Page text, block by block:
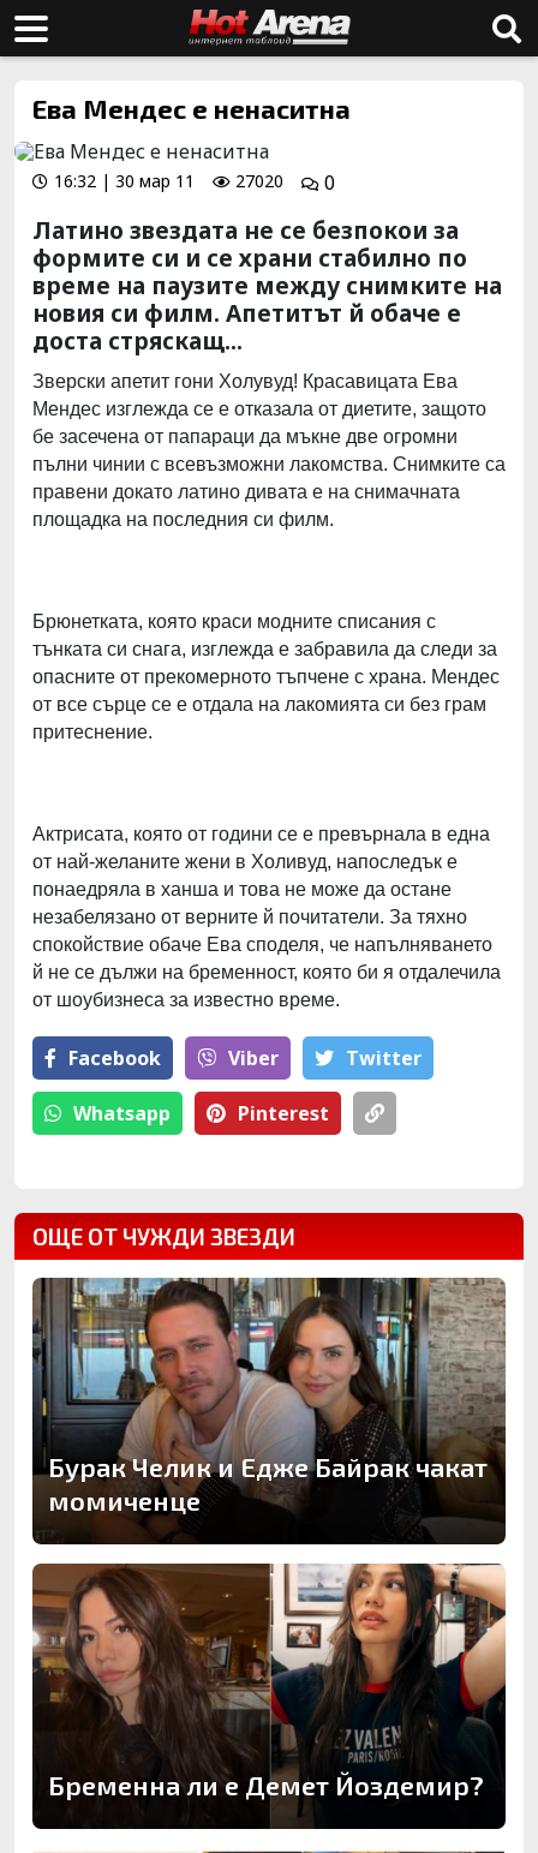
Ева Мендес е ненаситна
16:32 | 30 мар 11 27020 0
Латино звездата не се безпокои за
формите си и се храни стабилно по
време на паузите между снимките на
новия си филм. Апетитът й обаче е
доста стряскащ...
Зверски апетит гони Холувуд! Красавицата Ева
Мендес изглежда се е отказала от диетите, защото
бе засечена от папараци да мъкне две огромни
пълни чинии с всевъзможни лакомства. Снимките са
правени докато латино дивата е на снимачната
площадка на последния си филм.
Брюнетката, която краси модните списания с
тънката си снага, изглежда е забравила да следи за
опасните от прекомерното тъпчене с храна. Мендес
от все сърце се е отдала на лакомията си без грам
притеснение.
Актрисата, която от години се е превърнала в една
от най-желаните жени в Холивуд, напоследък е
понаедряла в ханша и това не може да остане
незабелязано от верните й почитатели. За тяхно
спокойствие обаче Ева споделя, че напълняването
й не се дължи на бременност, която би я отдалечила
от шоубизнеса за известно време.
Facebook Viber Тwitter
Whatsapp Pinterest
ОЩЕ ОТ ЧУЖДИ ЗВЕЗДИ
Бурак Челик и Едже Байрак чакат
момиченце
Бременна ли е Демет Йоздемир?